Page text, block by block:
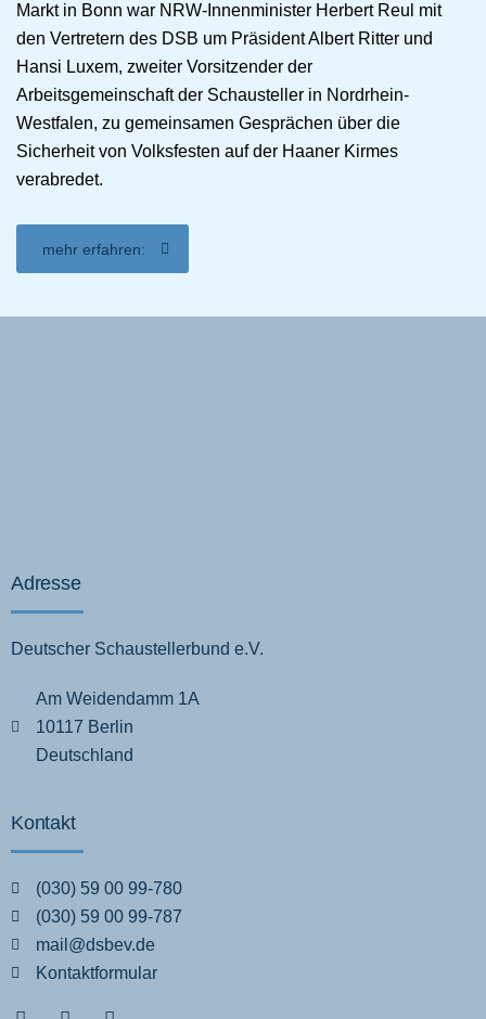
Markt in Bonn war NRW-Innenminister Herbert Reul mit
den Vertretern des DSB um Präsident Albert Ritter und
Hansi Luxem, zweiter Vorsitzender der
Arbeitsgemeinschaft der Schausteller in Nordrhein-
Westfalen, zu gemeinsamen Gesprächen über die
Sicherheit von Volksfesten auf der Haaner Kirmes
verabredet.
mehr erfahren:
Adresse
Deutscher Schaustellerbund e.V.
Am Weidendamm 1A
10117 Berlin
Deutschland
Kontakt
(030) 59 00 99-780
(030) 59 00 99-787
mail@dsbev.de
Kontaktformular